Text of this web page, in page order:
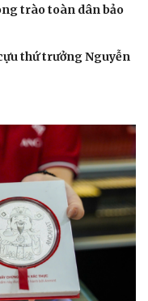
trang
Việt
trào toàn dân bảo
thứ trưởng Nguyễn